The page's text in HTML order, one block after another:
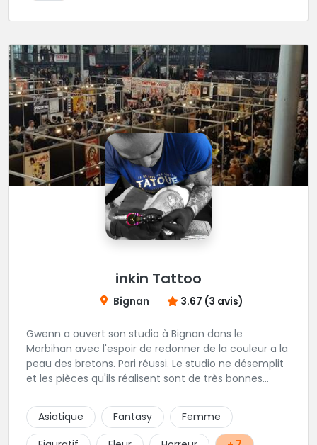
inkin Tattoo
Bignan 3.67 (3 avis)
Gwenn a ouvert son studio à Bignan dans le
Morbihan avec l'espoir de redonner de la couleur a la
peau des bretons. Pari réussi. Le studio ne désemplit
et les pièces qu'ils réalisent sont de très bonnes
tout type de projet, son style est éclectique et vous
serez bien réussi par le tatoueur en personne.
Asiatique Fantasy
Femme